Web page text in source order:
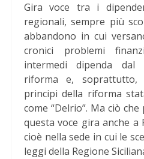
Gira voce tra i
regionali, sempre più
abbandono in cui
cronici problemi
intermedi dipenda dal
riforma e, soprattutto,
principi della riforma
come “Delrio”. Ma ciò
questa voce gira anche a
cioè nella sede in cui le
leggi della Regione